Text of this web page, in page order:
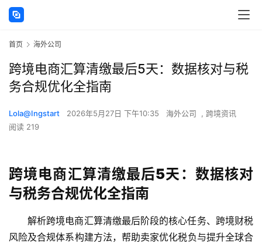
首页 海外公司
跨境电商汇算清缴最后5天：数据核对与税
务合规优化全指南
Lola@Ingstart 2026年5月27日 下午10:35 海外公司 , 跨境资讯
阅读 219
跨境电商汇算清缴最后5天：数据核对
与税务合规优化全指南
解析跨境电商汇算清缴最后阶段的核心任务、跨境财税
风险及合规体系构建方法，帮助卖家优化税负与提升全球合